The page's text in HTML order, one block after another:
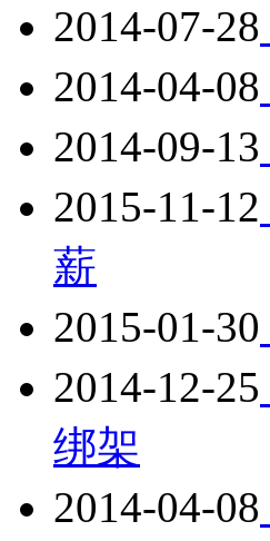
2014-07-28
2014-04-08
2014-09-13
2015-11-12
薪
2015-01-30
2014-12-25
绑架
2014-04-08